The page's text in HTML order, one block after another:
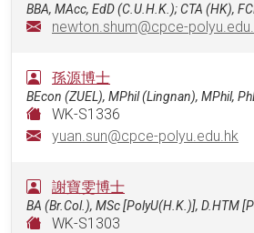
BBA, MAcc, EdD (C.U.H.K.); CTA (HK),
newton.shum@cpce-
孫源博士
BEcon (ZUEL), MPhil (Lingnan), MPhil,
WK-S1336
yuan.sun@cpce-polyu.edu.hk
謝寶雯博士
BA (Br.Col.), MSc [PolyU(H.K.)], D.HTM
WK-S1303